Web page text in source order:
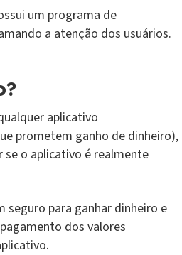
um programa de
a atenção dos usuários.
aplicativo
prometem ganho de dinheiro),
se o aplicativo é realmente
seguro para ganhar dinheiro e
dos valores